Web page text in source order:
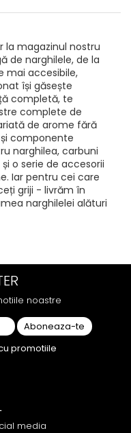
la magazinul nostru
de narghilele, de la
mai accesibile,
își găsește
completă, te
complete de
de arome fără
componente
narghilea, carbuni
o serie de accesorii
Iar pentru cei care
griji - livrăm în
narghilelei alături
noastre
promotiile
media